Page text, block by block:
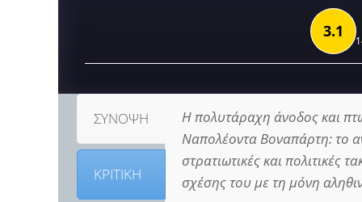
3.1
ΣΥΝΟΨΗ
ΚΡΙΤΙΚΗ
Η πολυτάραχη άνοδος και
Ναπολέοντα Βοναπάρτη: το
στρατιωτικές και πολιτικές
σχέσης του με τη μόνη